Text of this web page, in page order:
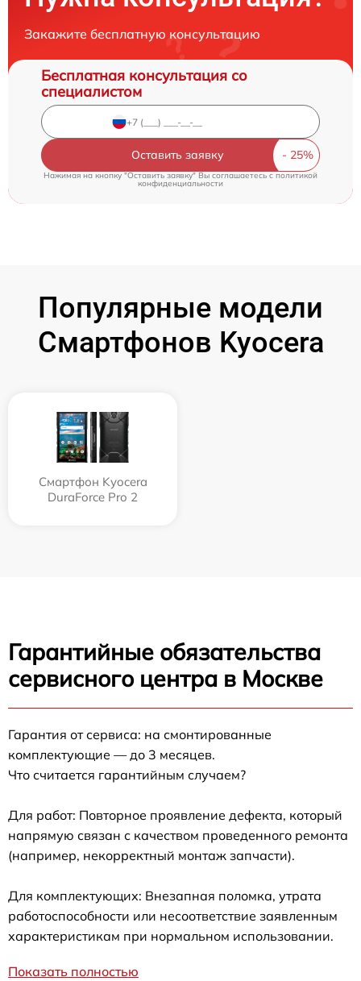
Закажите бесплатную консультацию
Бесплатная консультация со
специалистом
Оставить заявку
Нажимая на кнопку "Оставить заявку" Вы соглашаетесь c политикой
конфиденциальности
Популярные модели
Смартфонов Kyocera
Смартфон Kyocera
DuraForce Pro 2
Гарантийные обязательства
сервисного центра в Москве
Гарантия от сервиса: на смонтированные
комплектующие — до 3 месяцев.
Что считается гарантийным случаем?
Для работ: Повторное проявление дефекта, который
напрямую связан с качеством проведенного ремонта
(например, некорректный монтаж запчасти).
Для комплектующих: Внезапная поломка, утрата
работоспособности или несоответствие заявленным
характеристикам при нормальном использовании.
Показать полностью